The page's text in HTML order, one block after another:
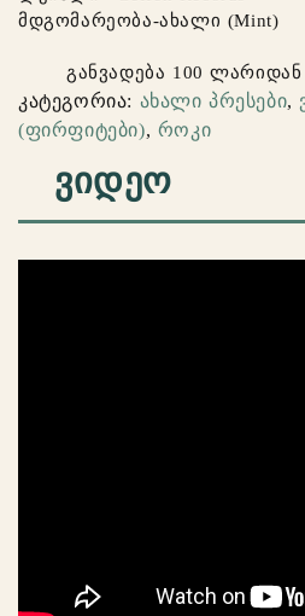
მდგომარეობა-ახალი (Mint)
განვადება 100 ლარიდან
კატეგორია: ახალი პრესები,
(ფირფიტები), როკი
ᲕᲘᲓᲔᲝ